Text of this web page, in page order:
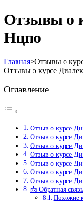
Отзывы о
Нцпо
Главная>Отзывы о
Отзывы о курсе
Оглавление
Отзыв о курсе
Отзыв о курсе
Отзыв о курсе
Отзыв о курсе
Отзыв о курсе
Отзыв о курсе
Отзыв о курсе
📩 Обратная связь
Похожие